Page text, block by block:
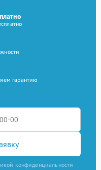
гарантию
конфиденциальности